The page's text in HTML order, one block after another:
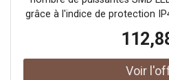
grâce à l'indice de protection
montage simplifié.
complétée par les
gamme. Ce luminaire